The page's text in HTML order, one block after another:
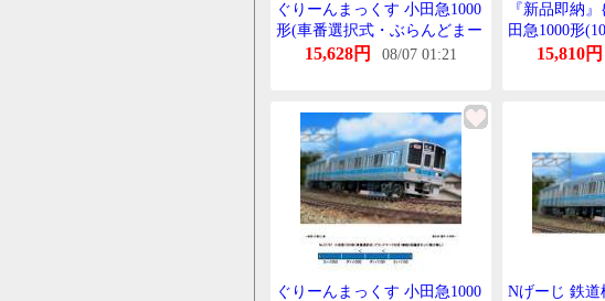
ぐりーんまっくす 小田急1000
形(車番選択式・ぶらんどまー
く付き)増結4両編成せっと(動
15,628円 08/07 01:21
『新品即納
田急1000形
灯・ぶらん
15,810円
ぐりーんまっくす 小田急1000
Nげーじ 鉄道